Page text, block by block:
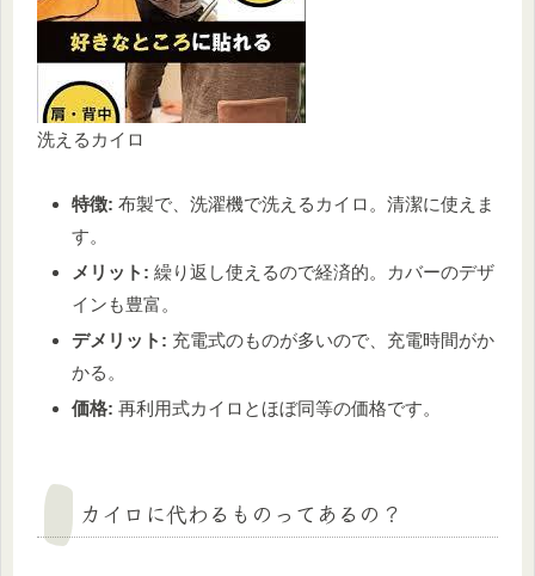
洗えるカイロ
特徴: 布製で、洗濯機で洗えるカイロ。清潔に使えま
す。
メリット: 繰り返し使えるので経済的。カバーのデザ
インも豊富。
デメリット: 充電式のものが多いので、充電時間がか
かる。
価格: 再利用式カイロとほぼ同等の価格です。
カイロに代わるものってあるの？